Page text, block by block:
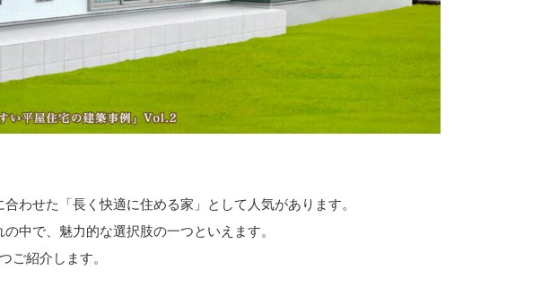
わせた「長く快適に住める家」として人気があります。
中で、魅力的な選択肢の一つといえます。
ご紹介します。